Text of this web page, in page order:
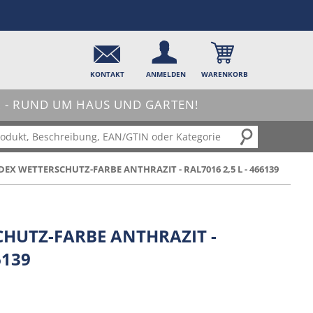
KONTAKT ANMELDEN WARENKORB
RUND UM HAUS UND GARTEN!
WETTERSCHUTZ-FARBE ANTHRAZIT - RAL7016 2,5 L - 466139
FARBE ANTHRAZIT -